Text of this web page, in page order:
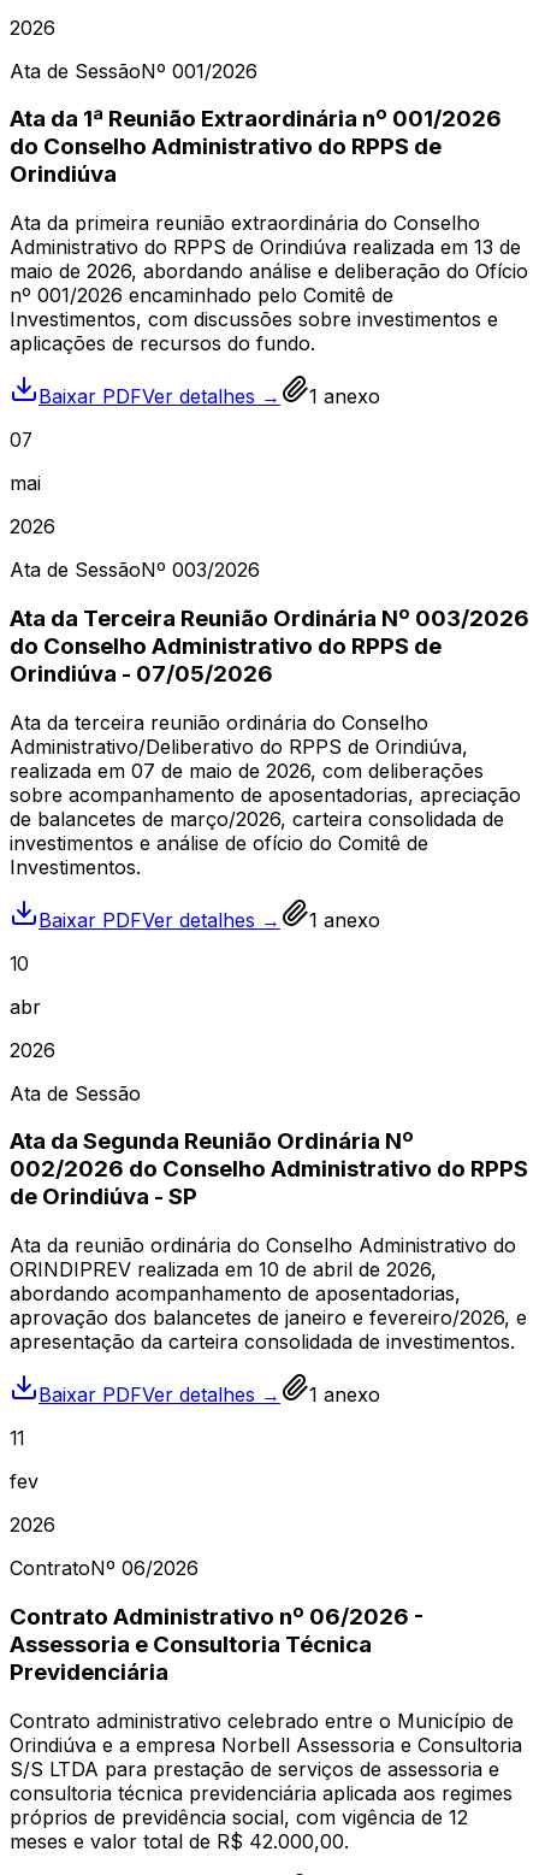
2026
Ata de SessãoNº 001/2026
Ata da 1ª Reunião Extraordinária nº 001/2026
do Conselho Administrativo do RPPS de
Orindiúva
Ata da primeira reunião extraordinária do Conselho
Administrativo do RPPS de Orindiúva realizada em 13 de
maio de 2026, abordando análise e deliberação do Ofício
nº 001/2026 encaminhado pelo Comitê de
Investimentos, com discussões sobre investimentos e
aplicações de recursos do fundo.
Baixar PDFVer detalhes → 1 anexo
07
mai
2026
Ata de SessãoNº 003/2026
Ata da Terceira Reunião Ordinária Nº 003/2026
do Conselho Administrativo do RPPS de
Orindiúva - 07/05/2026
Ata da terceira reunião ordinária do Conselho
Administrativo/Deliberativo do RPPS de Orindiúva,
realizada em 07 de maio de 2026, com deliberações
sobre acompanhamento de aposentadorias, apreciação
de balancetes de março/2026, carteira consolidada de
investimentos e análise de ofício do Comitê de
Investimentos.
Baixar PDFVer detalhes → 1 anexo
10
abr
2026
Ata de Sessão
Ata da Segunda Reunião Ordinária Nº
002/2026 do Conselho Administrativo do RPPS
de Orindiúva - SP
Ata da reunião ordinária do Conselho Administrativo do
ORINDIPREV realizada em 10 de abril de 2026,
abordando acompanhamento de aposentadorias,
aprovação dos balancetes de janeiro e fevereiro/2026, e
apresentação da carteira consolidada de investimentos.
Baixar PDFVer detalhes → 1 anexo
11
fev
2026
ContratoNº 06/2026
Contrato Administrativo nº 06/2026 -
Assessoria e Consultoria Técnica
Previdenciária
Contrato administrativo celebrado entre o Município de
Orindiúva e a empresa Norbell Assessoria e Consultoria
S/S LTDA para prestação de serviços de assessoria e
consultoria técnica previdenciária aplicada aos regimes
próprios de previdência social, com vigência de 12
meses e valor total de R$ 42.000,00.